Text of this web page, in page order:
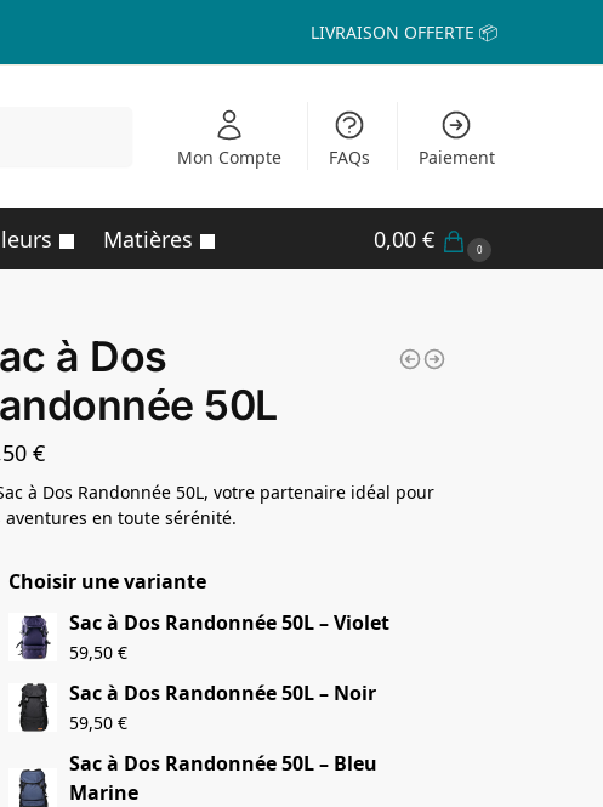
LIVRAISON OFFERTE 📦
Mon Compte FAQs Paiement
Matières 0,00 € 0
à Dos
50L
€
à Dos Randonnée 50L, votre partenaire idéal pour
aventures en toute sérénité.
Choisir une variante
Sac à Dos Randonnée 50L – Violet
59,50€
Sac à Dos Randonnée 50L – Noir
59,50€
Sac à Dos Randonnée 50L – Bleu
Marine